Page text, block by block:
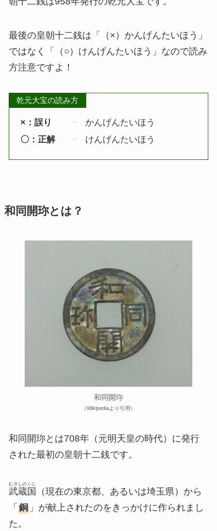
最後の皇朝十二銭は「（×）かんげんたいほう」
ではなく「（○）けんげんたいほう」なので読み
方注意ですよ！
乾元大宝の読み方
×：誤り
かんげんたいほう
〇：正解
けんげんたいほう
和同開珎とは？
和同開珎
（Wikipediaより引用）
和同開珎とは708年（元明天皇の時代）に発行
された最初の皇朝十二銭です。
武蔵国
むさしのくに
（現在の東京都、あるいは埼玉県）から
「 銅」が献上されたのをきっかけに作られまし
た。